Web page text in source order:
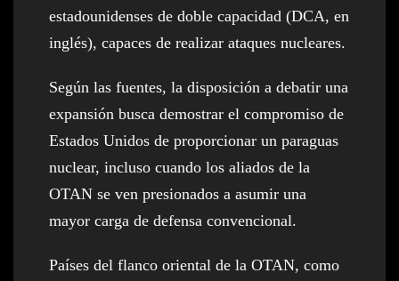
estadounidenses de doble capacidad (DCA, en
inglés), capaces de realizar ataques nucleares.
Según las fuentes, la disposición a debatir una
expansión busca demostrar el compromiso de
Estados Unidos de proporcionar un paraguas
nuclear, incluso cuando los aliados de la
OTAN se ven presionados a asumir una
mayor carga de defensa convencional.
Países del flanco oriental de la OTAN, como